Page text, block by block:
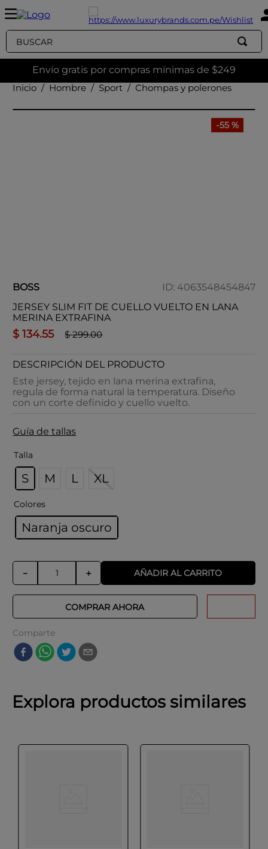
Buscar
Envío gratis por compras mínimas de $249
Hombre
Sport Chompas y polerones
-55 %
BOSS ID: 4063548454847
JERSEY SLIM FIT DE CUELLO VUELTO EN LANA
MERINA EXTRAFINA
$ 134.55 $ 299.00
DESCRIPCIÓN DEL PRODUCTO
Este jersey, tejido en lana merina extrafina,
regula de forma natural la temperatura. Diseño
con un corte definido y cuello vuelto.
Guía de tallas
Talla
S M L XL
Colores
Naranja oscuro
＋
－ AÑADIR AL CARRITO
COMPRAR AHORA
Comparte
Explora productos similares